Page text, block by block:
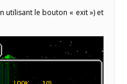
utilisant le bouton « exit ») et